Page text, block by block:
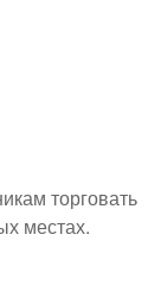
торговать
местах.